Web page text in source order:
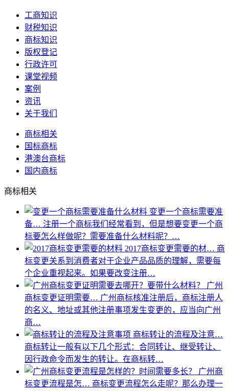
工商知识
财税知识
商标知识
版权登记
行政许可
课堂视频
案例
资讯
关于我们
商标相关
国标商标
港澳台商标
国内商标
商标相关
变更一个商标需要准
备… 注册一个商标我们经常看到，但是想要变更一个商
标要怎么样做呢？需要准备什么材料呢？…
2017商标变更需要的材… 商
标变更关系到消费者对于企业产品品质的理解，需要每
个企业重视起来。如果要改变注册…
广州
商标变更证明需要… 广州商标核准注册后，商标注册人
的名义、地址或其他注册事项发生变更的，应当向广州
商…
商标转让的流程及注意…
商标转让一般有以下几个形式：合同转让、继受转让、
因行政命令而发生的转让。在商标转…
广州商
标变更流程是怎… 商标变更流程怎么走呢？那么办理一